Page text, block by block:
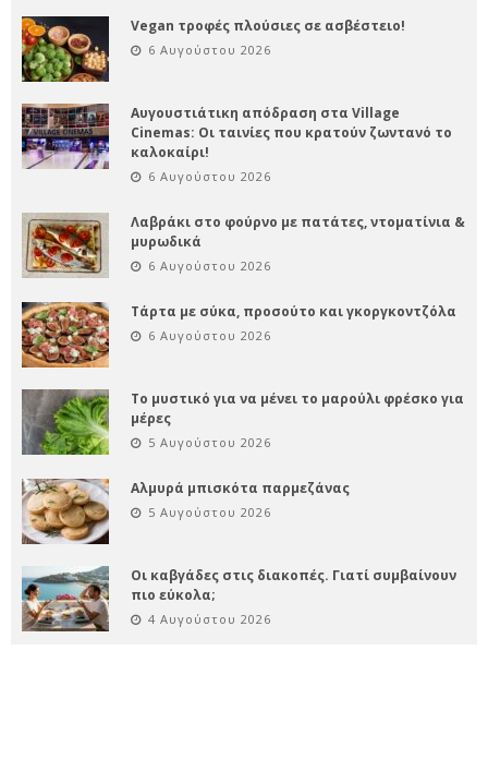
Vegan τροφές πλούσιες σε ασβέστειο!
6 Αυγούστου 2026
Αυγουστιάτικη απόδραση στα Village
Cinemas: Οι ταινίες που κρατούν ζωντανό το
καλοκαίρι!
6 Αυγούστου 2026
Λαβράκι στο φούρνο με πατάτες, ντοματίνια &
μυρωδικά
6 Αυγούστου 2026
Τάρτα με σύκα, προσούτο και γκοργκοντζόλα
6 Αυγούστου 2026
Το μυστικό για να μένει το μαρούλι φρέσκο για
μέρες
5 Αυγούστου 2026
Αλμυρά μπισκότα παρμεζάνας
5 Αυγούστου 2026
Οι καβγάδες στις διακοπές. Γιατί συμβαίνουν
πιο εύκολα;
4 Αυγούστου 2026